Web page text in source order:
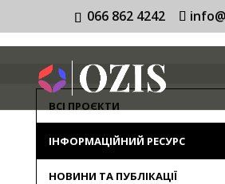
066 862 4242
ВСІ ПРОЄКТИ
ІНФОРМАЦІЙНИЙ РЕСУРС
НОВИНИ ТА ПУБЛІКАЦІЇ